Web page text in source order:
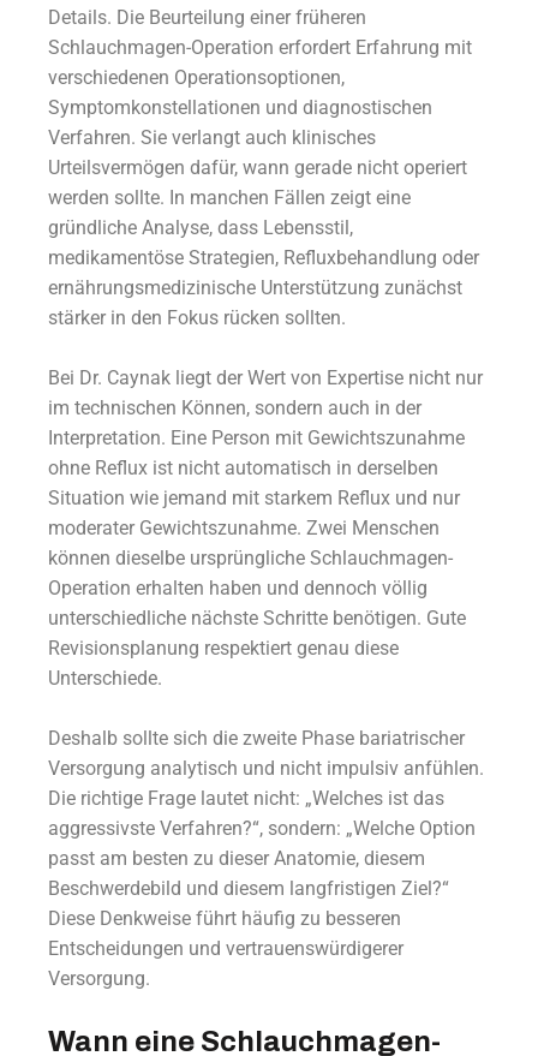
Details. Die Beurteilung einer früheren
Schlauchmagen-Operation erfordert Erfahrung mit
verschiedenen Operationsoptionen,
Symptomkonstellationen und diagnostischen
Verfahren. Sie verlangt auch klinisches
Urteilsvermögen dafür, wann gerade nicht operiert
werden sollte. In manchen Fällen zeigt eine
gründliche Analyse, dass Lebensstil,
medikamentöse Strategien, Refluxbehandlung oder
ernährungsmedizinische Unterstützung zunächst
stärker in den Fokus rücken sollten.
Bei Dr. Caynak liegt der Wert von Expertise nicht nur
im technischen Können, sondern auch in der
Interpretation. Eine Person mit Gewichtszunahme
ohne Reflux ist nicht automatisch in derselben
Situation wie jemand mit starkem Reflux und nur
moderater Gewichtszunahme. Zwei Menschen
können dieselbe ursprüngliche Schlauchmagen-
Operation erhalten haben und dennoch völlig
unterschiedliche nächste Schritte benötigen. Gute
Revisionsplanung respektiert genau diese
Unterschiede.
Deshalb sollte sich die zweite Phase bariatrischer
Versorgung analytisch und nicht impulsiv anfühlen.
Die richtige Frage lautet nicht: „Welches ist das
aggressivste Verfahren?“, sondern: „Welche Option
passt am besten zu dieser Anatomie, diesem
Beschwerdebild und diesem langfristigen Ziel?“
Diese Denkweise führt häufig zu besseren
Entscheidungen und vertrauenswürdigerer
Versorgung.
Wann eine Schlauchmagen-